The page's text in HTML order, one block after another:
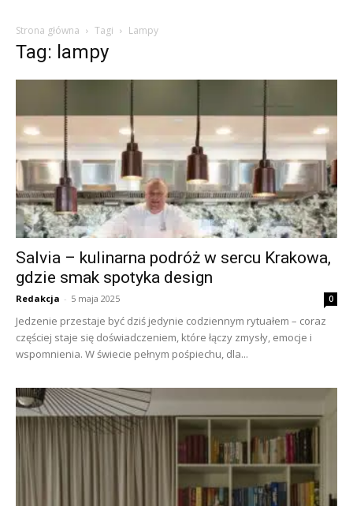
Strona główna Tagi Lampy
Tag: lampy
Salvia – kulinarna podróż w sercu Krakowa,
gdzie smak spotyka design
Redakcja - 5 maja 2025 0
Jedzenie przestaje być dziś jedynie codziennym rytuałem – coraz
częściej staje się doświadczeniem, które łączy zmysły, emocje i
wspomnienia. W świecie pełnym pośpiechu, dla...